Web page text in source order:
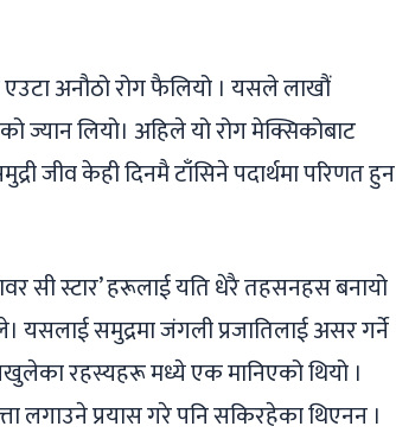
अनौठो रोग फैलियो । यसले लाखौं
ज्यान लियो। अहिले यो रोग मेक्सिकोबाट
जीव केही दिनमै टाँसिने पदार्थमा परिणत हुन
सी स्टार’ हरूलाई यति धेरै तहसनहस बनायो
यसलाई समुद्रमा जंगली प्रजातिलाई असर गर्ने
रहस्यहरू मध्ये एक मानिएको थियो ।
लगाउने प्रयास गरे पनि सकिरहेका थिएनन ।